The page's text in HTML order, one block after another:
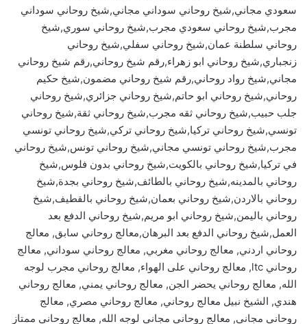
سعودي مجاني,شيخ روحاني سوداني مجاني,شيخ روحاني سوداني
مجرب,شيخ روحاني سعودي مجرب,شيخ روحاني سوري,شيخ
روحاني سلطنة عمان,شيخ روحاني سفلي,شيخ روحاني
زنجباري,شيخ روحاني ابو زهراء,رقم شيخ روحاني,رقم شيخ روحاني
مجاني,شيخ رواد روحاني,رقم شيخ روحاني مضمون,شيخ حكيم
روحاني,شيخ روحاني ابو حاتم,شيخ روحاني جزائري,شيخ روحاني
جلب حبيب,شيخ روحاني ثقه مجرب,شيخ روحاني ثقة,شيخ روحاني
تونسي,شيخ روحاني تركيا,شيخ روحاني تركي,شيخ روحاني تونسي
مجرب,شيخ روحاني تونسي مجاني,شيخ روحاني تونس,شيخ روحاني
في تركيا,شيخ روحاني بالكويت,شيخ روحاني بدون فلوس,شيخ
روحاني بالمدينه,شيخ روحاني بالطائف,شيخ روحاني بجدة,شيخ
روحاني بالاردن,شيخ روحاني بعمان,شيخ روحاني بالقطيف,شيخ
روحاني باليمن,شيخ روحاني ابو مريم,شيخ روحاني الدفع بعد
العمل,شيخ روحاني الدفع بعد البرهان,معالج روحاني سابق, معالج
روحاني اردني, معالج روحاني مغربي, معالج روحاني سوداني, معالج
روحاني ltc, معالج روحاني على الهواء, معالج روحاني مجرب لوجه
الله, معالج روحاني يحضر الجن, معالج روحاني يمني, معالج روحاني
هندي, الشيخ نبيل معالج روحاني, معالج روحاني مصري, معالج
روحاني مجاني, معالج روحاني مجاني لوجه الله, معالج روحاني ممتاز